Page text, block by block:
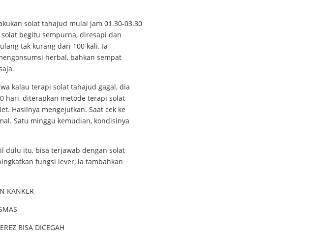
solat tahajud mulai jam 01.30-03.30
begitu sempurna, diresapi dan
tak kurang dari 100 kali. Ia
herbal, bahkan sempat
kalau terapi solat tahajud gagal, dia
hari, diterapkan metode terapi solat
Hasilnya mengejutkan. Saat cek ke
Satu minggu kemudian, kondisinya
dulu itu, bisa terjawab dengan solat
fungsi lever, ia tambahkan
KANKER
BISA DICEGAH